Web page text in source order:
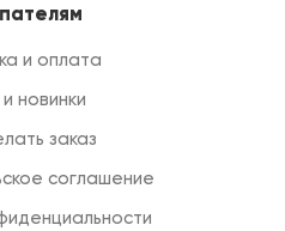
и оплата
новинки
заказ
соглашение